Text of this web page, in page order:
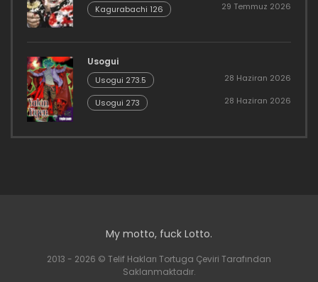
Kagurabachi 126 29 Temmuz 2026
Usogui
Usogui 273.5 28 Haziran 2026
Usogui 273 28 Haziran 2026
My motto, fuck Lotto.
2013 - 2026 © Telif Hakları Tortuga Çeviri Tarafından
Saklanmaktadır.